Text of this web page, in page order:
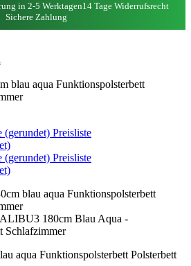
in 2-5 Werktagen14 Tage Widerrufsrecht
Sichere Zahlung
blau aqua Funktionspolsterbett
(gerundet) Preisliste
(gerundet) Preisliste